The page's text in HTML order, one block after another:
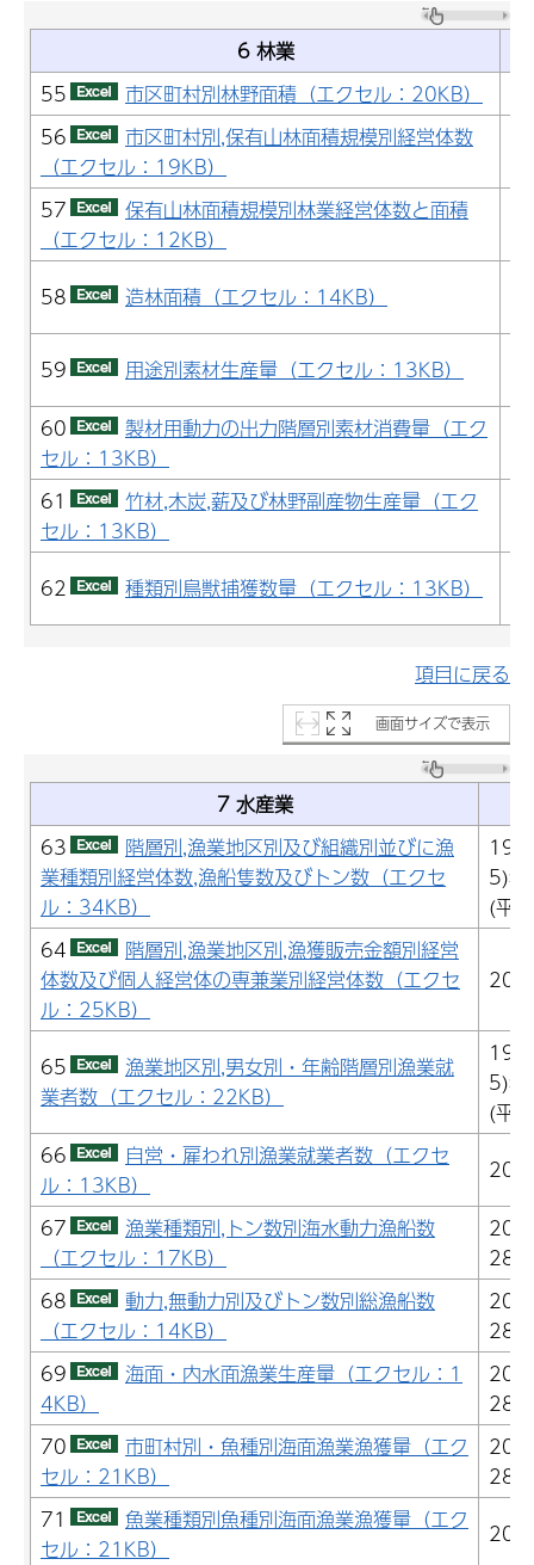
6 林業
55
市区町村別林野面積（エクセル：20KB）
56
市区町村別,保有山林面積規模別経営体数
（エクセル：19KB）
57
保有山林面積規模別林業経営体数と面積
（エクセル：12KB）
58 造林面積（エクセル：14KB）
59
用途別素材生産量（エクセル：13KB）
60
製材用動力の出力階層別素材消費量（エク
セル：13KB）
61
竹材,木炭,薪及び林野副産物生産量（エク
セル：13KB）
62
種類別鳥獣捕獲数量（エクセル：13KB）
項目に戻る
画面サイズで表示
7 水産業
63
階層別,漁業地区別及び組織別並びに漁
業種類別経営体数,漁船隻数及びトン数（エクセ
ル：34KB）
5)
(平
64
階層別,漁業地区別,漁獲販売金額別経営
体数及び個人経営体の専兼業別経営体数（エクセ
ル：25KB）
65
漁業地区別,男女別・年齢階層別漁業就
業者数（エクセル：22KB）
5)
(平
66
自営・雇われ別漁業就業者数（エクセ
ル：13KB）
67
漁業種類別,トン数別海水動力漁船数
（エクセル：17KB）
28)
68
動力,無動力別及びトン数別総漁船数
（エクセル：14KB）
28)
69
海面・内水面漁業生産量（エクセル：1
4KB）
28)
70
市町村別・魚種別海面漁業漁獲量（エク
セル：21KB）
28)
71
魚業種類別魚種別海面漁業漁獲量（エク
セル：21KB）